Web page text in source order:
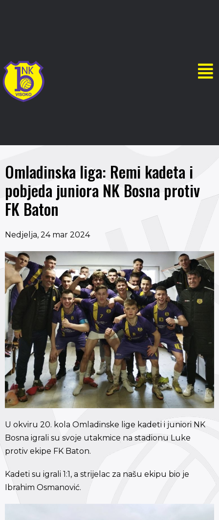
Omladinska liga: Remi kadeta i
pobjeda juniora NK Bosna protiv
FK Baton
Nedjelja, 24 mar 2024
U okviru 20. kola Omladinske lige kadeti i juniori NK
Bosna igrali su svoje utakmice na stadionu Luke
protiv ekipe FK Baton.
Kadeti su igrali 1:1, a strijelac za našu ekipu bio je
Ibrahim Osmanović.